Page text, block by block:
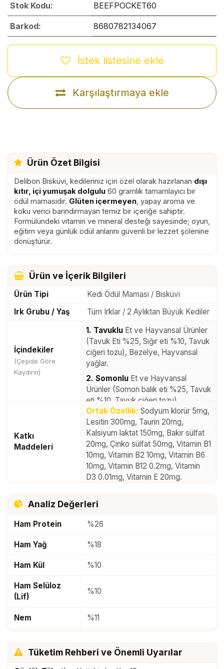
Stok Kodu: BEEFPOCKET60
Barkod: 8680782134067
Karşılaştırmaya ekle
İstek listesine ekle
Ürün Özet Bilgisi
Delibon Bisküvi, kedileriniz için özel olarak hazırlanan dışı
kıtır, içi yumuşak dolgulu 60 gramlık tamamlayıcı bir
ödül mamasıdır. Glüten içermeyen, yapay aroma ve
koku verici barındırmayan temiz bir içeriğe sahiptir.
Formülündeki vitamin ve mineral desteği sayesinde; oyun,
eğitim veya günlük ödül anlarını güvenli bir lezzet şölenine
dönüştürür.
Ürün ve İçerik Bilgileri
Ürün Tipi
Kedi Ödül Maması / Bisküvi
Irk Grubu / Yaş
Tüm Irklar / 2 Aylıktan Büyük Kediler
İçindekiler
(Çeşide Göre
Kaydırın)
1. Tavuklu Et ve Hayvansal Ürünler
(Tavuk Eti %25, Sığır eti %10, Tavuk
ciğeri tozu), Bezelye, Hayvansal
yağlar.
2. Somonlu Et ve Hayvansal
Ürünler (Somon balık eti %25, Tavuk
eti %10, Tavuk ciğeri tozu),
Bezelye, Hayvansal yağlar.
3. Ton BalıklıEt ve Hayvansal
Ürünler (Ton balık eti %25, Tavuk eti
%10, Tavuk ciğeri tozu), Bezelye,
Hayvansal yağlar.
4. Sığır Etli Et ve Hayvansal Ürünler
(Sığır eti %25, Tavuk eti %10, Tavuk
ciğeri tozu), Bezelye, Hayvansal
yağlar.
Katkı
Maddeleri
Ortak Özellik: Sodyum klorür 5mg,
Lesitin 300mg, Taurin 20mg,
Kalsiyum laktat 150mg, Bakır sülfat
20mg, Çinko sülfat 50mg, Vitamin B1
10mg, Vitamin B2 10mg, Vitamin B6
10mg, Vitamin B12 0.2mg, Vitamin
D3 0.01mg, Vitamin E 20mg.
içermez.
Analiz Değerleri
Ham Protein %26
Ham Yağ %18
Ham Kül %10
Ham Selüloz
(Lif)
%10
Nem %11
Tüketim Rehberi ve Önemli Uyarılar